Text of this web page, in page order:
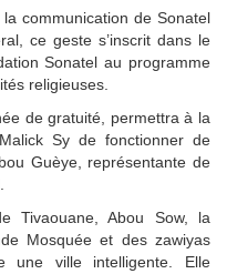
communication de Sonatel
ce geste s’inscrit dans le
Sonatel au programme
religieuses.
de gratuité, permettra à la
Sy de fonctionner de
Guèye, représentante de
Tivaouane, Abou Sow, la
Mosquée et des zawiyas
une ville intelligente. Elle